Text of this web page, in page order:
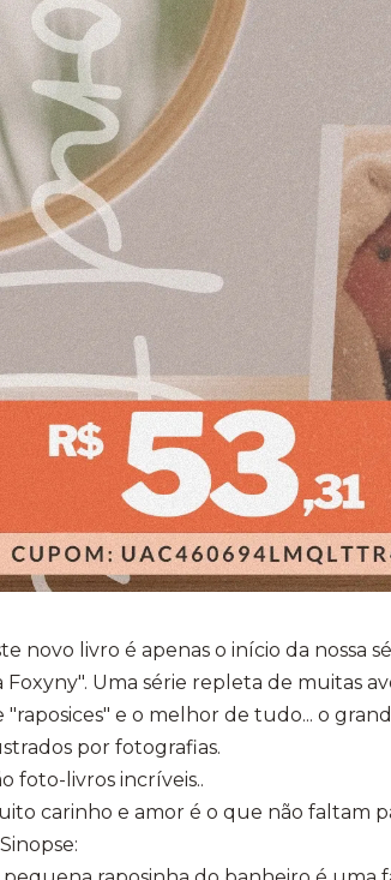
novo livro é apenas o início da nossa
Foxyny". Uma série repleta de muitas
"raposices" e o melhor de tudo... o
por fotografias.
foto-livros incríveis..
carinho e amor é o que não faltam